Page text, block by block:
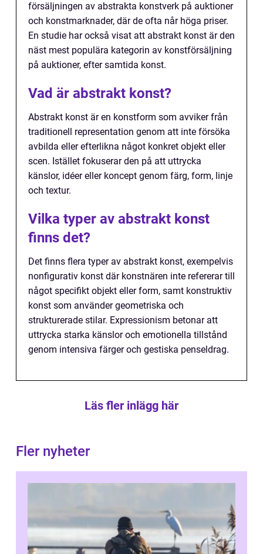
försäljningen av abstrakta konstverk på auktioner
och konstmarknader, där de ofta når höga priser.
En studie har också visat att abstrakt konst är den
näst mest populära kategorin av konstförsäljning
på auktioner, efter samtida konst.
Vad är abstrakt konst?
Abstrakt konst är en konstform som avviker från
traditionell representation genom att inte försöka
avbilda eller efterlikna något konkret objekt eller
scen. Istället fokuserar den på att uttrycka
känslor, idéer eller koncept genom färg, form, linje
och textur.
Vilka typer av abstrakt konst
finns det?
Det finns flera typer av abstrakt konst, exempelvis
nonfigurativ konst där konstnären inte refererar till
något specifikt objekt eller form, samt konstruktiv
konst som använder geometriska och
strukturerade stilar. Expressionism betonar att
uttrycka starka känslor och emotionella tillstånd
genom intensiva färger och gestiska penseldrag.
Läs fler inlägg här
Fler nyheter